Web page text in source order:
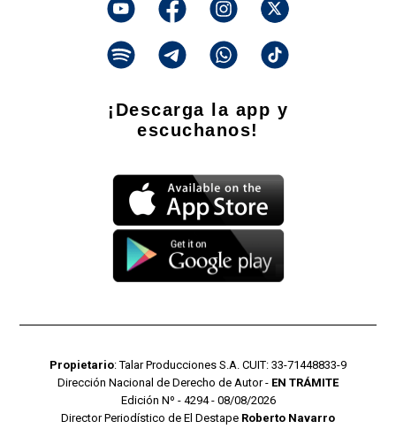
¡Descarga la app y
escuchanos!
Propietario: Talar Producciones S.A. CUIT: 33-71448833-9
Dirección Nacional de Derecho de Autor - EN TRÁMITE
Edición Nº - 4294 - 08/08/2026
Director Periodístico de El Destape Roberto Navarro